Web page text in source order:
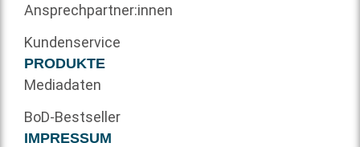
Ansprechpartner:innen
Kundenservice
PRODUKTE
Mediadaten
BoD-Bestseller
IMPRESSUM